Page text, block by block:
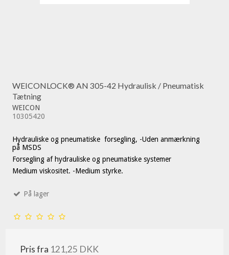
WEICONLOCK® AN 305-42 Hydraulisk / Pneumatisk
Tætning
WEICON
10305420
Hydrauliske og pneumatiske forsegling, -Uden anmærkning
på MSDS
Forsegling af hydrauliske og pneumatiske systemer
Medium viskositet. -Medium styrke.
På lager
Pris fra 121,25 DKK